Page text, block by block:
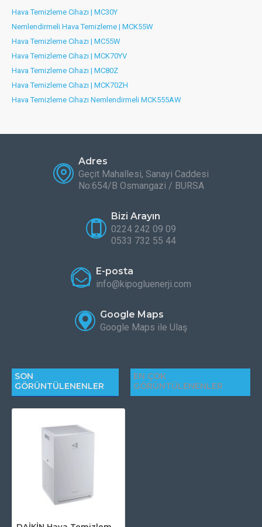
Hava Temizleme Cihazı | MC30Y
Nemlendirmeli Hava Temizleme | MCK55W
Hava Temizleme Cihazı | MC55W
Hava Temizleme Cihazı | MCK70YV
Hava Temizleme Cihazı | MC80Z
Hava Temizleme Cihazı | MCK70ZH
Hava Temizleme Cihazı Nemlendirmeli MCK555AW
Adres
Geçit Mahallesi, Sanayi Caddesi
No:654/B Osmangazi / BURSA
Bizi Arayın
0224 242 09 09
0533 732 55 44
E-posta
info@kipogluenerji.com
Google Maps
Google Maps ile Ulaş
SON
GÖRÜNTÜLENENLER
EN ÇOK
GÖRÜNTÜLENENLER